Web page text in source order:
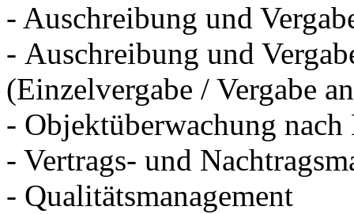
- Auschreibung und
- Auschreibung und
(Einzelvergabe / Vergabe
- Objektüberwachung
- Vertrags- und
- Qualitätsmanagement